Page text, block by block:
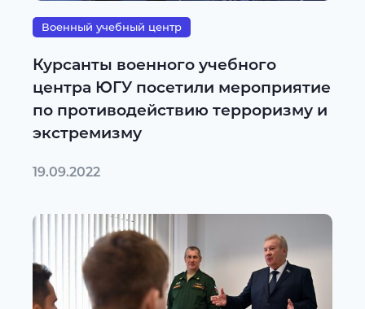
Военный учебный центр
Курсанты военного учебного
центра ЮГУ посетили мероприятие
по противодействию терроризму и
экстремизму
19.09.2022